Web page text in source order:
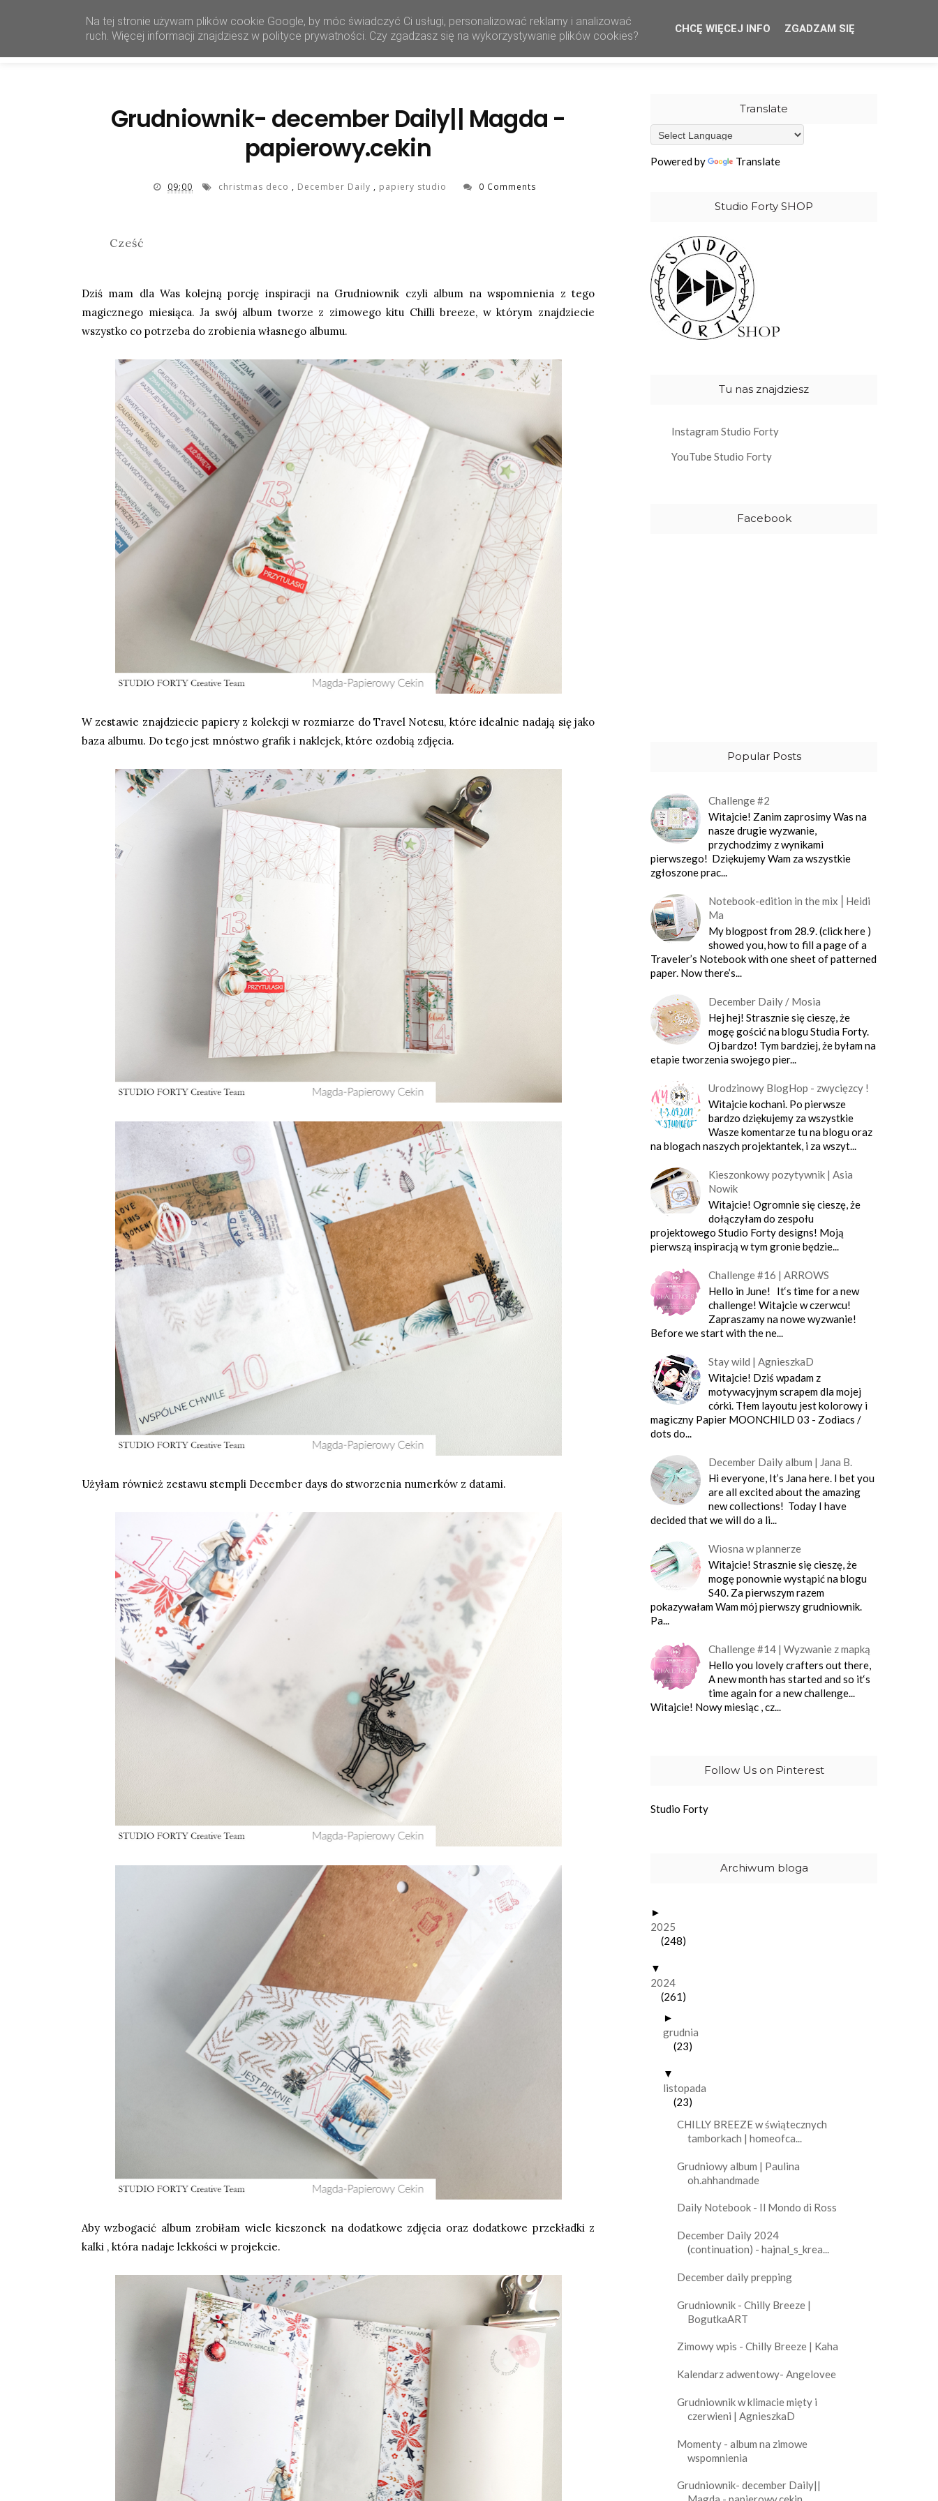
HOME SHOP CREATIVE TEAM WHOLESALE OUR STAMPS
Grudniownik- december Daily|| Magda -
papierowy.cekin
09:00 christmas deco , December Daily , papiery studio 0 Comments
Cześć
Dziś mam dla Was kolejną porcję inspiracji na Grudniownik czyli album na wspomnienia z tego
magicznego miesiąca. Ja swój album tworze z zimowego kitu Chilli breeze, w którym znajdziecie
wszystko co potrzeba do zrobienia własnego albumu.
W zestawie znajdziecie papiery z kolekcji w rozmiarze do Travel Notesu, które idealnie nadają się jako
baza albumu. Do tego jest mnóstwo grafik i naklejek, które ozdobią zdjęcia.
Użyłam również zestawu stempli December days do stworzenia numerków z datami.
Aby wzbogacić album zrobiłam wiele kieszonek na dodatkowe zdjęcia oraz dodatkowe przekładki z
kalki , która nadaje lekkości w projekcie.
Translate
Powered by Translate
Studio Forty SHOP
Tu nas znajdziesz
Instagram Studio Forty
YouTube Studio Forty
Facebook
Popular Posts
Challenge #2
Witajcie! Zanim zaprosimy Was na
nasze drugie wyzwanie,
przychodzimy z wynikami
pierwszego! Dziękujemy Wam za wszystkie
zgłoszone prac...
Notebook-edition in the mix⎪Heidi
Ma
My blogpost from 28.9. (click here )
showed you, how to fill a page of a
Traveler’s Notebook with one sheet of patterned
paper. Now there’s...
December Daily / Mosia
Hej hej! Strasznie się cieszę, że
mogę gościć na blogu Studia Forty.
Oj bardzo! Tym bardziej, że byłam na
etapie tworzenia swojego pier...
Urodzinowy BlogHop - zwycięzcy !
Witajcie kochani. Po pierwsze
bardzo dziękujemy za wszystkie
Wasze komentarze tu na blogu oraz
na blogach naszych projektantek, i za wszyt...
Kieszonkowy pozytywnik | Asia
Nowik
Witajcie! Ogromnie się cieszę, że
dołączyłam do zespołu
projektowego Studio Forty designs! Moją
pierwszą inspiracją w tym gronie będzie...
Challenge #16 | ARROWS
Hello in June! It‘s time for a new
challenge! Witajcie w czerwcu!
Zapraszamy na nowe wyzwanie!
Before we start with the ne...
Stay wild | AgnieszkaD
Witajcie! Dziś wpadam z
motywacyjnym scrapem dla mojej
córki. Tłem layoutu jest kolorowy i
magiczny Papier MOONCHILD 03 - Zodiacs /
dots do...
December Daily album | Jana B.
Hi everyone, It’s Jana here. I bet you
are all excited about the amazing
new collections! Today I have
decided that we will do a li...
Wiosna w plannerze
Witajcie! Strasznie się cieszę, że
mogę ponownie wystąpić na blogu
S40. Za pierwszym razem
pokazywałam Wam mój pierwszy grudniownik.
Pa...
Challenge #14 | Wyzwanie z mapką
Hello you lovely crafters out there,
A new month has started and so it‘s
time again for a new challenge...
Witajcie! Nowy miesiąc , cz...
Follow Us on Pinterest
Studio Forty
Archiwum bloga
►
2025
(248)
▼
2024
(261)
►
grudnia
(23)
▼
listopada
(23)
CHILLY BREEZE w świątecznych
tamborkach | homeofca...
Grudniowy album | Paulina
oh.ahhandmade
Daily Notebook - Il Mondo di Ross
December Daily 2024
(continuation) - hajnal_s_krea...
December daily prepping
Grudniownik - Chilly Breeze |
BogutkaART
Zimowy wpis - Chilly Breeze | Kaha
Kalendarz adwentowy- Angelovee
Grudniownik w klimacie mięty i
czerwieni | AgnieszkaD
Momenty - album na zimowe
wspomnienia
Grudniownik- december Daily||
Na tej stronie używam plików cookie Google, by móc świadczyć Ci usługi, personalizować reklamy i analizować
ruch. Więcej informacji znajdziesz w polityce prywatności. Czy zgadzasz się na wykorzystywanie plików cookies?
CHCĘ WIĘCEJ INFO ZGADZAM SIĘ